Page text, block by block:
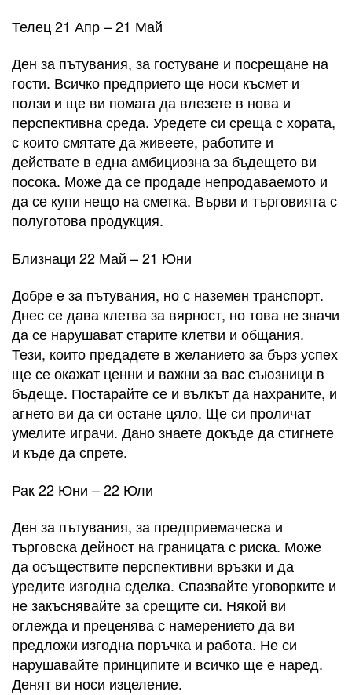
Телец 21 Апр – 21 Май
Ден за пътувания, за гостуване и посрещане на
гости. Всичко предприето ще носи късмет и
ползи и ще ви помага да влезете в нова и
перспективна среда. Уредете си среща с хората,
с които смятате да живеете, работите и
действате в една амбициозна за бъдещето ви
посока. Може да се продаде непродаваемото и
да се купи нещо на сметка. Върви и търговията с
полуготова продукция.
Близнаци 22 Май – 21 Юни
Добре е за пътувания, но с наземен транспорт.
Днес се дава клетва за вярност, но това не значи
да се нарушават старите клетви и общания.
Тези, които предадете в желанието за бърз успех
ще се окажат ценни и важни за вас съюзници в
бъдеще. Постарайте се и вълкът да нахраните, и
агнето ви да си остане цяло. Ще си проличат
умелите играчи. Дано знаете докъде да стигнете
и къде да спрете.
Рак 22 Юни – 22 Юли
Ден за пътувания, за предприемаческа и
търговска дейност на границата с риска. Може
да осъществите перспективни връзки и да
уредите изгодна сделка. Спазвайте уговорките и
не закъснявайте за срещите си. Някой ви
оглежда и преценява с намерението да ви
предложи изгодна поръчка и работа. Не си
нарушавайте принципите и всичко ще е наред.
Денят ви носи изцеление.